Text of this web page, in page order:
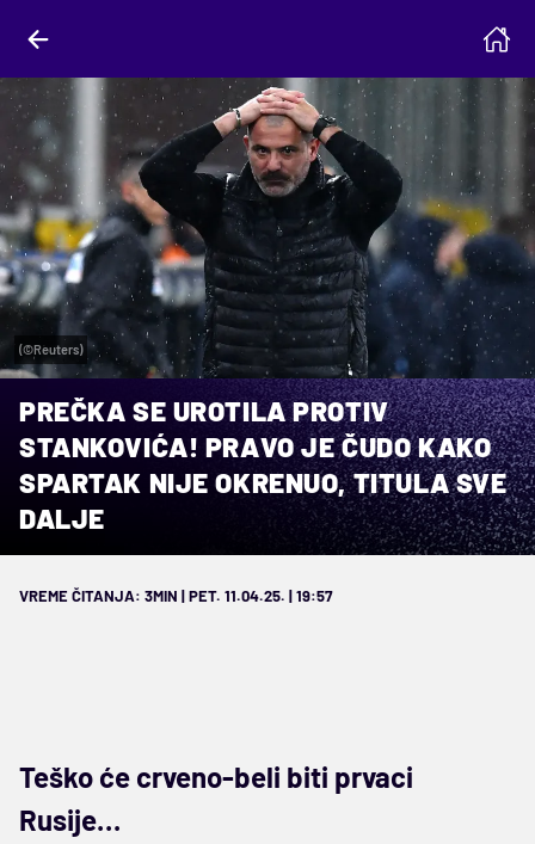
(©Reuters)
PREČKA SE UROTILA PROTIV
STANKOVIĆA! PRAVO JE ČUDO KAKO
SPARTAK NIJE OKRENUO, TITULA SVE
DALJE
VREME ČITANJA: 3MIN | PET. 11.04.25. | 19:57
Teško će crveno-beli biti prvaci
Rusije…